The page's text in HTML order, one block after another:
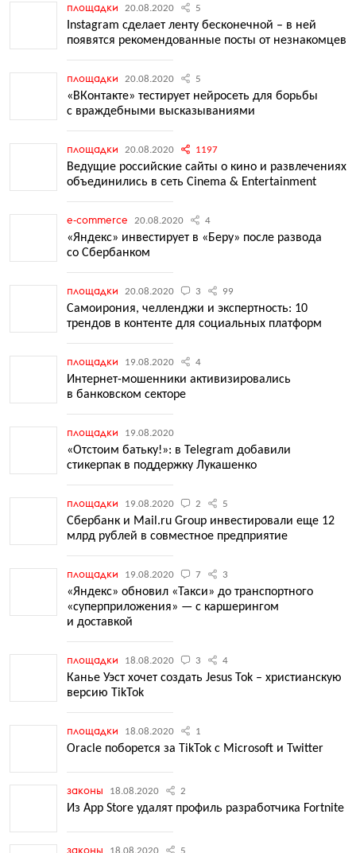
площадки 20.08.2020 5
Instagram сделает ленту бесконечной – в ней
появятся рекомендованные посты от незнакомцев
площадки 20.08.2020 5
«ВКонтакте» тестирует нейросеть для борьбы
с враждебными высказываниями
площадки 20.08.2020 1197
Ведущие российские сайты о кино и развлечениях
объединились в сеть Cinema & Entertainment
e-commerce 20.08.2020 4
«Яндекс» инвестирует в «Беру» после развода
со Сбербанком
площадки 20.08.2020 3 99
Самоирония, челленджи и экспертность: 10
трендов в контенте для социальных платформ
площадки 19.08.2020 4
Интернет-мошенники активизировались
в банковском секторе
площадки 19.08.2020
«Отстоим батьку!»: в Telegram добавили
стикерпак в поддержку Лукашенко
площадки 19.08.2020 2 5
Сбербанк и Mail.ru Group инвестировали еще 12
млрд рублей в совместное предприятие
площадки 19.08.2020 7 3
«Яндекс» обновил «Такси» до транспортного
«суперприложения» — с каршерингом
и доставкой
площадки 18.08.2020 3 4
Канье Уэст хочет создать Jesus Tok – христианскую
версию TikTok
площадки 18.08.2020 1
Oracle поборется за TikTok с Microsoft и Twitter
законы 18.08.2020 2
Из App Store удалят профиль разработчика Fortnite
законы